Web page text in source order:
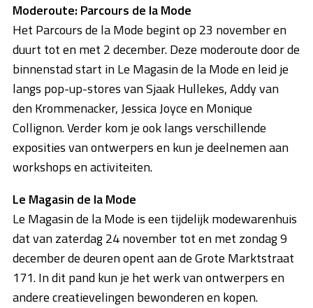
Moderoute: Parcours de la Mode
Het Parcours de la Mode begint op 23 november en
duurt tot en met 2 december. Deze moderoute door de
binnenstad start in Le Magasin de la Mode en leid je
langs pop-up-stores van Sjaak Hullekes, Addy van
den Krommenacker, Jessica Joyce en Monique
Collignon. Verder kom je ook langs verschillende
exposities van ontwerpers en kun je deelnemen aan
workshops en activiteiten.
Le Magasin de la Mode
Le Magasin de la Mode is een tijdelijk modewarenhuis
dat van zaterdag 24 november tot en met zondag 9
december de deuren opent aan de Grote Marktstraat
171. In dit pand kun je het werk van ontwerpers en
andere creatievelingen bewonderen en kopen.